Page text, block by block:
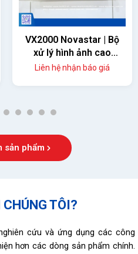
VX2000 Novastar | Bộ
xử lý hình ảnh cao
cấp
Liên hệ nhận báo giá
5 6 7 8 9
sản phẩm
TÔI?
cứu và ứng dụng các công
hơn các dòng sản phẩm chính.